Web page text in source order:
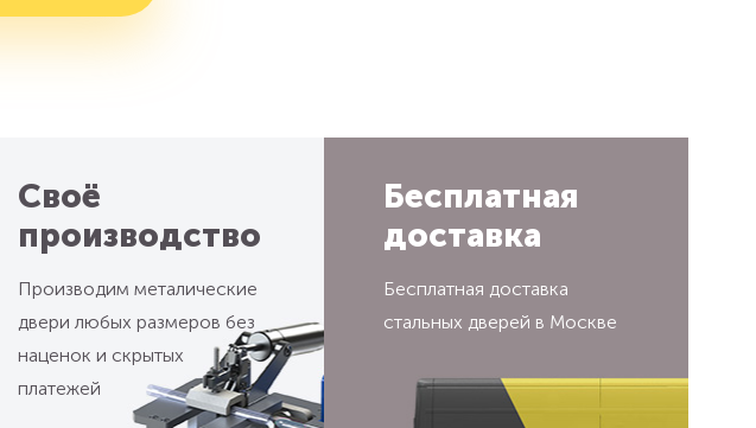
Своё
производство
Производим металические
двери любых размеров без
наценок и скрытых
платежей
Бесплатная
доставка
Бесплатная доставка
стальных дверей в Москве